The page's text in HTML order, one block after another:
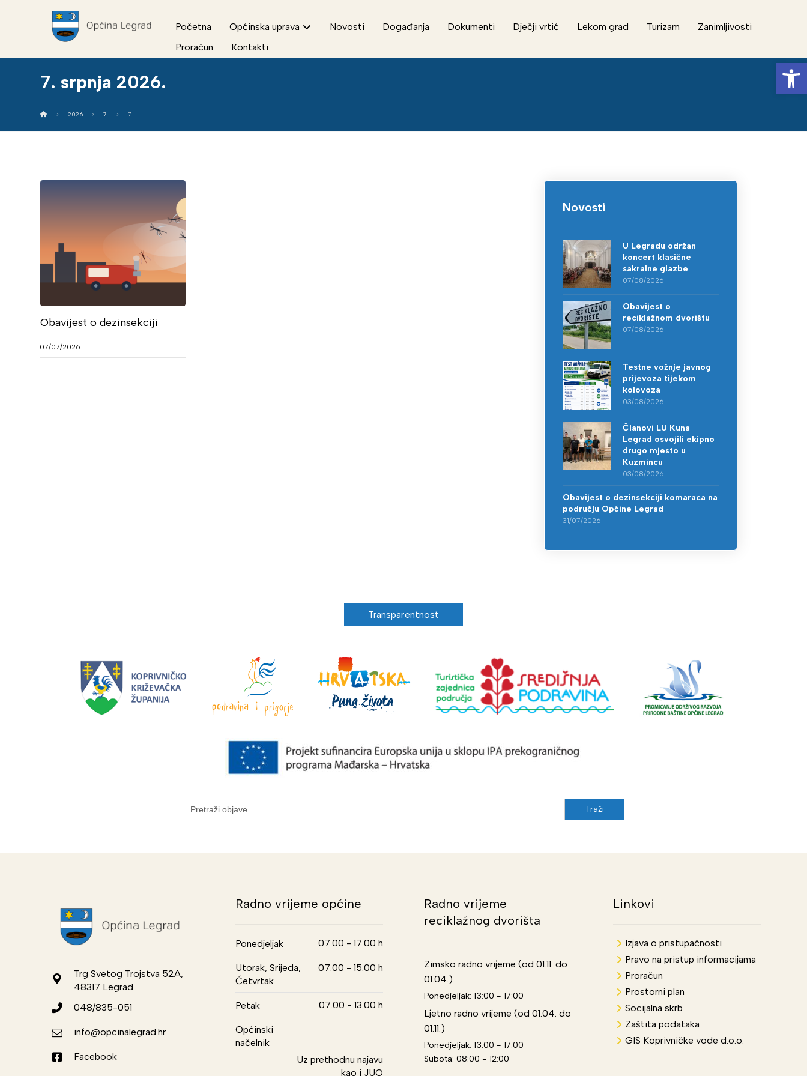
Početna Općinska uprava Novosti Događanja Dokumenti Dječji vrtić Lekom grad Turizam
Zanimljivosti
Proračun
Kontakti
7. srpnja 2026.
2026 7 7
Obavijest o dezinsekciji
07/07/2026
Novosti
U Legradu održan
koncert klasične
sakralne glazbe
07/08/2026
Obavijest o
reciklažnom dvorištu
07/08/2026
Testne vožnje javnog
prijevoza tijekom
kolovoza
03/08/2026
Članovi LU Kuna
Legrad osvojili ekipno
drugo mjesto u
Kuzmincu
03/08/2026
Obavijest o dezinsekciji komaraca na
području Općine Legrad
31/07/2026
Transparentnost
Search
for:
Trg Svetog Trojstva 52A,
48317 Legrad
048/835-051
info@opcinalegrad.hr
Facebook
Radno vrijeme općine
Ponedjeljak 07.00 - 17.00 h
Utorak, Srijeda,
Četvrtak
07.00 - 15.00 h
Petak 07.00 - 13.00 h
Općinski
načelnik
Uz prethodnu najavu
kao i JUO
Radno vrijeme
reciklažnog dvorišta
Zimsko radno vrijeme (od 01.11. do
01.04.)
Ponedjeljak: 13:00 - 17:00
Ljetno radno vrijeme (od 01.04. do
01.11.)
Ponedjeljak: 13:00 - 17:00
Subota: 08:00 - 12:00
Linkovi
Izjava o pristupačnosti
Pravo na pristup informacijama
Proračun
Prostorni plan
Socijalna skrb
Zaštita podataka
GIS Koprivničke vode d.o.o.